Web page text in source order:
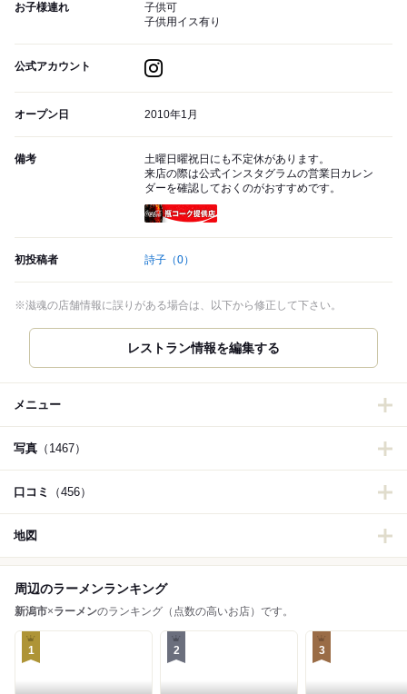
お子様連れ
子供可
子供用イス有り
公式アカウント
オープン日 2010年1月
備考
土曜日曜祝日にも不定休があります。
来店の際は公式インスタグラムの営業日カレン
ダーを確認しておくのがおすすめです。
初投稿者 詩子 （0）
※滋魂の店舗情報に誤りがある場合は、以下から修正して下さい。
レストラン情報を編集する
メニュー
写真 （1467）
口コミ （456）
地図
周辺のラーメンランキング
新潟市×ラーメンのランキング（点数の高いお店）です。
1 2 3